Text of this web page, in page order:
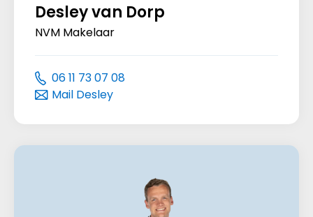
Desley van Dorp
NVM Makelaar
06 11 73 07 08
Mail Desley